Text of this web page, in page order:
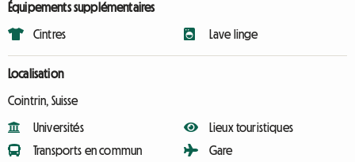
Équipements supplémentaires
Cintres Lave linge
Localisation
Cointrin, Suisse
Universités
Transports en commun
Lieux touristiques
Gare